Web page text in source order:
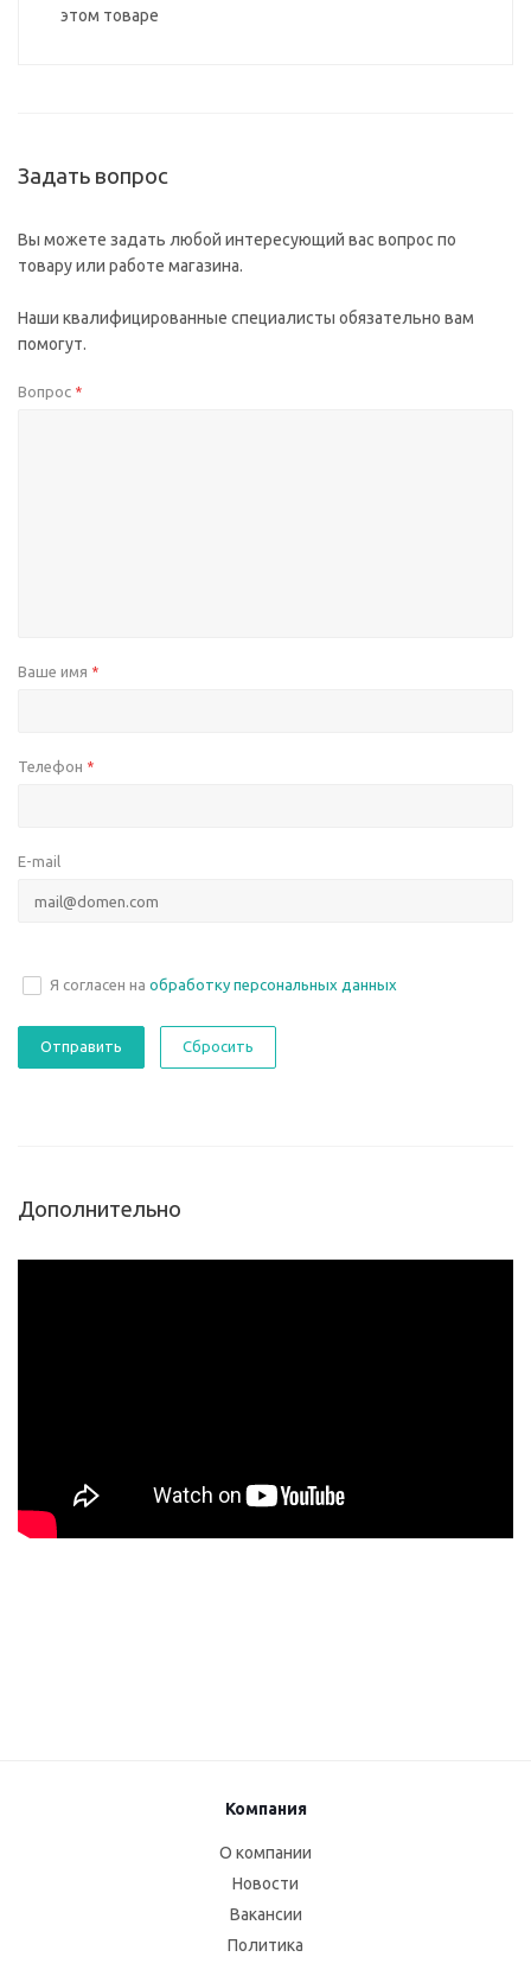
этом товаре
Задать вопрос
Вы можете задать любой интересующий вас вопрос по
товару или работе магазина.
Наши квалифицированные специалисты обязательно вам
помогут.
Вопрос *
Ваше имя *
Телефон *
E-mail
Я согласен на обработку персональных данных
Сбросить
Дополнительно
Компания
О компании
Новости
Вакансии
Политика